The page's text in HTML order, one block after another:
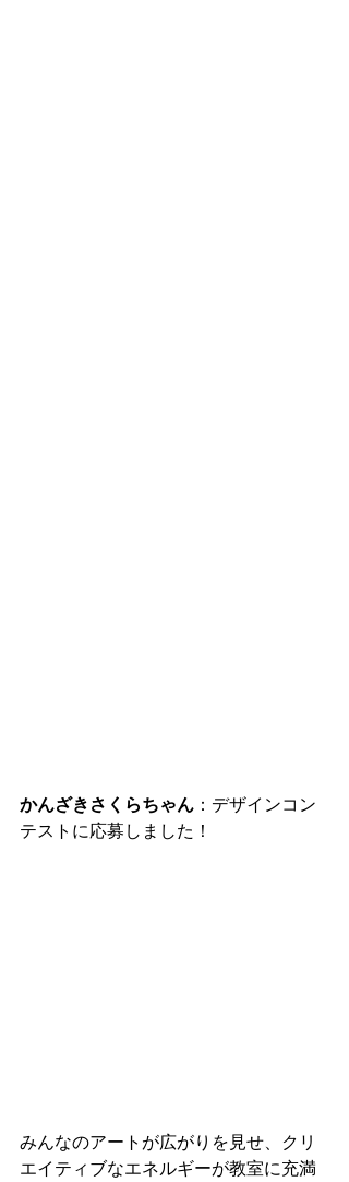
かんざきさくらちゃん ：デザインコン
テストに応募しました！
みんなのアートが広がりを見せ、クリ
エイティブなエネルギーが教室に充満